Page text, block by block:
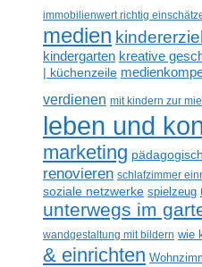
immobilienwert richtig
medien
kindergarten kreative
| küchenzeile
verdienen mit kindern zur
leben und
marketing
renovieren schlafzimmer
soziale netzwerke spielzeug
unterwegs im
wandgestaltung mit bildern wie
& einrichten